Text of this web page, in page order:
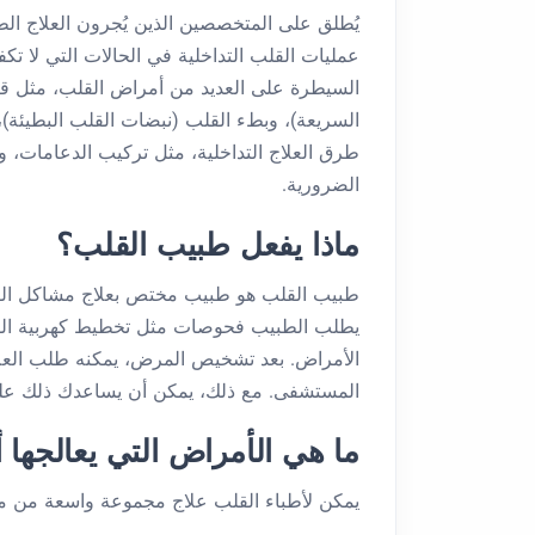
يُطلق على المتخصصين الذين يُجرون العلاج
عمليات القلب التداخلية في الحالات التي لا
السيطرة على العديد من أمراض القلب، مثل
السريعة)، وبطء القلب (نبضات القلب
طرق العلاج التداخلية، مثل تركيب
الضرورية.
ماذا يفعل طبيب القلب؟
طبيب القلب هو طبيب مختص بعلاج مشاكل
يطلب الطبيب فحوصات مثل تخطيط كهربية
الأمراض. بعد تشخيص المرض، يمكنه طلب
المستشفى. مع ذلك، يمكن أن يساعدك ذلك على
ما هي الأمراض التي
يمكن لأطباء القلب علاج مجموعة واسعة من